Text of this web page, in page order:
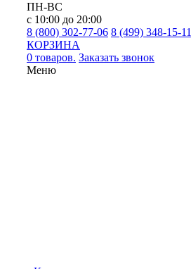
ПН-ВС
с 10:00 до 20:00
8 (800) 302-77-06 8 (499) 348-15-11
КОРЗИНА
0 товаров. Заказать звонок
Меню